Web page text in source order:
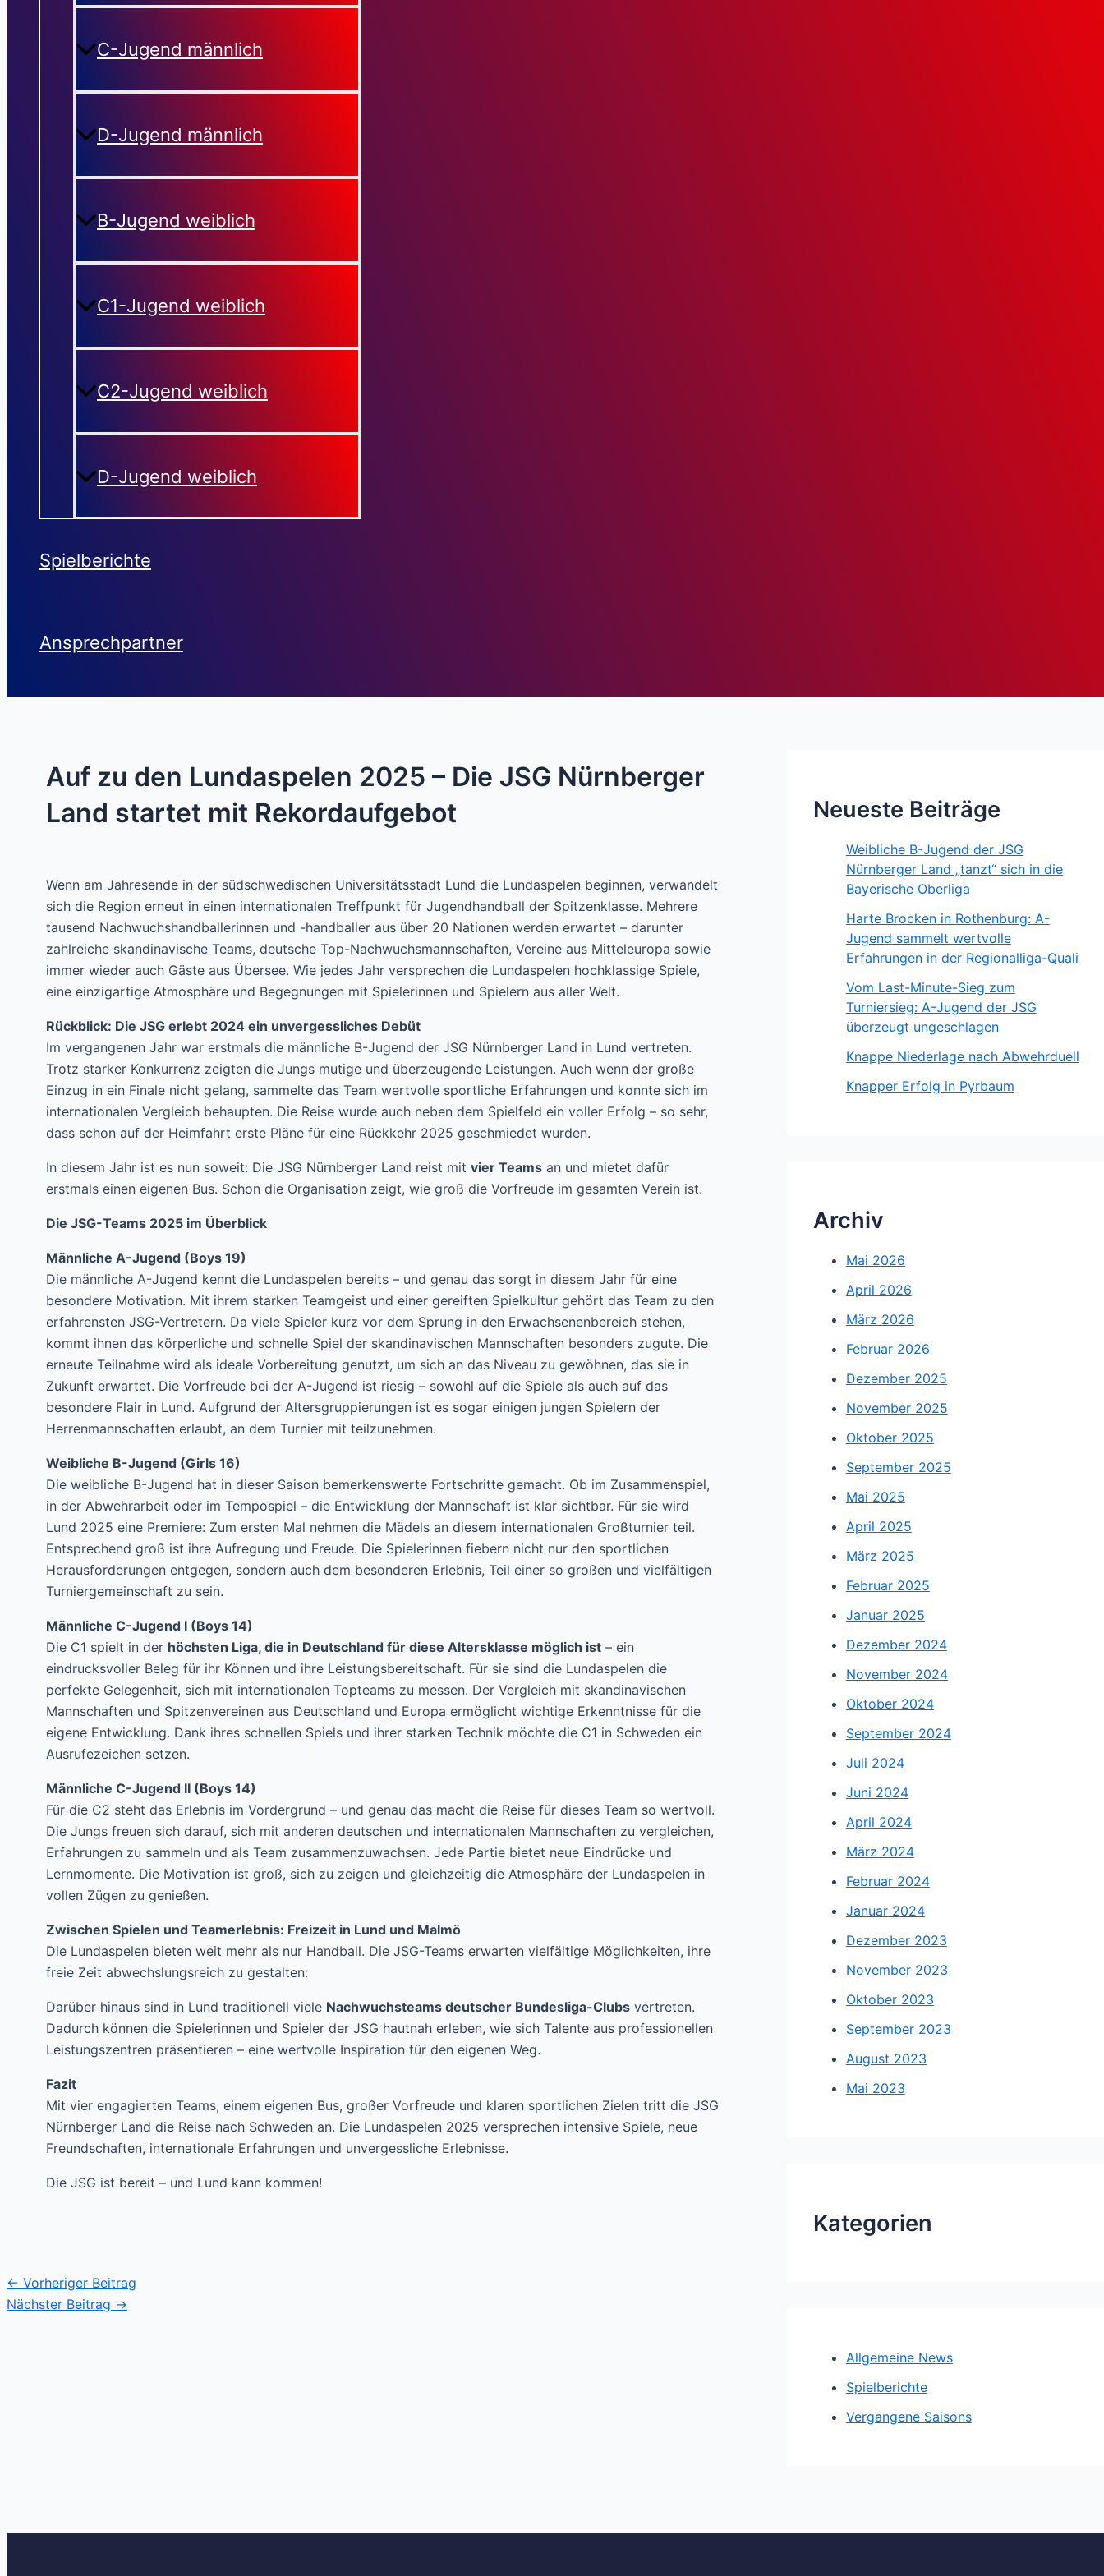
C-Jugend männlich
D-Jugend männlich
B-Jugend weiblich
C1-Jugend weiblich
C2-Jugend weiblich
D-Jugend weiblich
Spielberichte
Ansprechpartner
Auf zu den Lundaspelen 2025 – Die JSG Nürnberger
Land startet mit Rekordaufgebot
Wenn am Jahresende in der südschwedischen Universitätsstadt Lund die Lundaspelen beginnen, verwandelt
sich die Region erneut in einen internationalen Treffpunkt für Jugendhandball der Spitzenklasse. Mehrere
tausend Nachwuchshandballerinnen und -handballer aus über 20 Nationen werden erwartet – darunter
zahlreiche skandinavische Teams, deutsche Top-Nachwuchsmannschaften, Vereine aus Mitteleuropa sowie
immer wieder auch Gäste aus Übersee. Wie jedes Jahr versprechen die Lundaspelen hochklassige Spiele,
eine einzigartige Atmosphäre und Begegnungen mit Spielerinnen und Spielern aus aller Welt.
Rückblick: Die JSG erlebt 2024 ein unvergessliches Debüt
Im vergangenen Jahr war erstmals die männliche B-Jugend der JSG Nürnberger Land in Lund vertreten.
Trotz starker Konkurrenz zeigten die Jungs mutige und überzeugende Leistungen. Auch wenn der große
Einzug in ein Finale nicht gelang, sammelte das Team wertvolle sportliche Erfahrungen und konnte sich im
internationalen Vergleich behaupten. Die Reise wurde auch neben dem Spielfeld ein voller Erfolg – so sehr,
dass schon auf der Heimfahrt erste Pläne für eine Rückkehr 2025 geschmiedet wurden.
In diesem Jahr ist es nun soweit: Die JSG Nürnberger Land reist mit vier Teams an und mietet dafür
erstmals einen eigenen Bus. Schon die Organisation zeigt, wie groß die Vorfreude im gesamten Verein ist.
Die JSG-Teams 2025 im Überblick
Männliche A-Jugend (Boys 19)
Die männliche A-Jugend kennt die Lundaspelen bereits – und genau das sorgt in diesem Jahr für eine
besondere Motivation. Mit ihrem starken Teamgeist und einer gereiften Spielkultur gehört das Team zu den
erfahrensten JSG-Vertretern. Da viele Spieler kurz vor dem Sprung in den Erwachsenenbereich stehen,
kommt ihnen das körperliche und schnelle Spiel der skandinavischen Mannschaften besonders zugute. Die
erneute Teilnahme wird als ideale Vorbereitung genutzt, um sich an das Niveau zu gewöhnen, das sie in
Zukunft erwartet. Die Vorfreude bei der A-Jugend ist riesig – sowohl auf die Spiele als auch auf das
besondere Flair in Lund. Aufgrund der Altersgruppierungen ist es sogar einigen jungen Spielern der
Herrenmannschaften erlaubt, an dem Turnier mit teilzunehmen.
Weibliche B-Jugend (Girls 16)
Die weibliche B-Jugend hat in dieser Saison bemerkenswerte Fortschritte gemacht. Ob im Zusammenspiel,
in der Abwehrarbeit oder im Tempospiel – die Entwicklung der Mannschaft ist klar sichtbar. Für sie wird
Lund 2025 eine Premiere: Zum ersten Mal nehmen die Mädels an diesem internationalen Großturnier teil.
Entsprechend groß ist ihre Aufregung und Freude. Die Spielerinnen fiebern nicht nur den sportlichen
Herausforderungen entgegen, sondern auch dem besonderen Erlebnis, Teil einer so großen und vielfältigen
Turniergemeinschaft zu sein.
Männliche C-Jugend I (Boys 14)
Die C1 spielt in der höchsten Liga, die in Deutschland für diese Altersklasse möglich ist – ein
eindrucksvoller Beleg für ihr Können und ihre Leistungsbereitschaft. Für sie sind die Lundaspelen die
perfekte Gelegenheit, sich mit internationalen Topteams zu messen. Der Vergleich mit skandinavischen
Mannschaften und Spitzenvereinen aus Deutschland und Europa ermöglicht wichtige Erkenntnisse für die
eigene Entwicklung. Dank ihres schnellen Spiels und ihrer starken Technik möchte die C1 in Schweden ein
Ausrufezeichen setzen.
Männliche C-Jugend II (Boys 14)
Für die C2 steht das Erlebnis im Vordergrund – und genau das macht die Reise für dieses Team so wertvoll.
Die Jungs freuen sich darauf, sich mit anderen deutschen und internationalen Mannschaften zu vergleichen,
Erfahrungen zu sammeln und als Team zusammenzuwachsen. Jede Partie bietet neue Eindrücke und
Lernmomente. Die Motivation ist groß, sich zu zeigen und gleichzeitig die Atmosphäre der Lundaspelen in
vollen Zügen zu genießen.
Zwischen Spielen und Teamerlebnis: Freizeit in Lund und Malmö
Die Lundaspelen bieten weit mehr als nur Handball. Die JSG-Teams erwarten vielfältige Möglichkeiten, ihre
freie Zeit abwechslungsreich zu gestalten:
Darüber hinaus sind in Lund traditionell viele Nachwuchsteams deutscher Bundesliga-Clubs vertreten.
Dadurch können die Spielerinnen und Spieler der JSG hautnah erleben, wie sich Talente aus professionellen
Leistungszentren präsentieren – eine wertvolle Inspiration für den eigenen Weg.
Fazit
Mit vier engagierten Teams, einem eigenen Bus, großer Vorfreude und klaren sportlichen Zielen tritt die JSG
Nürnberger Land die Reise nach Schweden an. Die Lundaspelen 2025 versprechen intensive Spiele, neue
Freundschaften, internationale Erfahrungen und unvergessliche Erlebnisse.
Die JSG ist bereit – und Lund kann kommen!
← Vorheriger Beitrag
Nächster Beitrag →
Neueste Beiträge
Weibliche B-Jugend der JSG
Nürnberger Land „tanzt“ sich in die
Bayerische Oberliga
Harte Brocken in Rothenburg: A-
Jugend sammelt wertvolle
Erfahrungen in der Regionalliga-Quali
Vom Last-Minute-Sieg zum
Turniersieg: A-Jugend der JSG
überzeugt ungeschlagen
Knappe Niederlage nach Abwehrduell
Knapper Erfolg in Pyrbaum
Archiv
Mai 2026
April 2026
März 2026
Februar 2026
Dezember 2025
November 2025
Oktober 2025
September 2025
Mai 2025
April 2025
März 2025
Februar 2025
Januar 2025
Dezember 2024
November 2024
Oktober 2024
September 2024
Juli 2024
Juni 2024
April 2024
März 2024
Februar 2024
Januar 2024
Dezember 2023
November 2023
Oktober 2023
September 2023
August 2023
Mai 2023
Kategorien
Allgemeine News
Spielberichte
Vergangene Saisons